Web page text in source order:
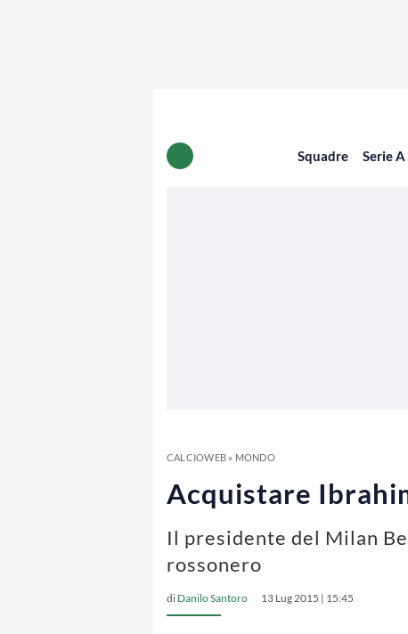
Squadre Serie A
CALCIOWEB» MONDO
Acquistare
Il presidente del Milan
rossonero
di Danilo Santoro 13 Lug 2015 | 15:45